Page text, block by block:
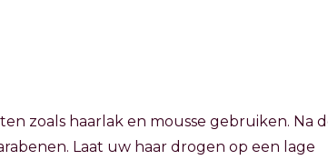
zoals haarlak en mousse gebruiken. Na
Laat uw haar drogen op een lage